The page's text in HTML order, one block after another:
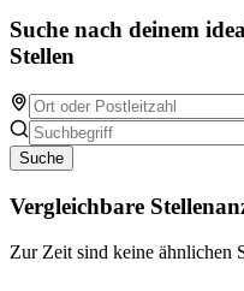
Suche nach deinem
Stellen
Suche
Vergleichbare
Zur Zeit sind keine ähnlichen